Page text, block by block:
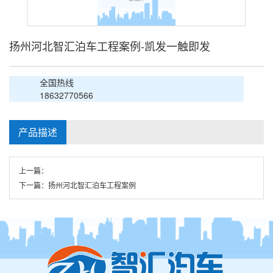
扬州河北智汇泊车工程案例-凯发一触即发
全国热线
18632770566
产品描述
上一篇：
下一篇： 扬州河北智汇泊车工程案例